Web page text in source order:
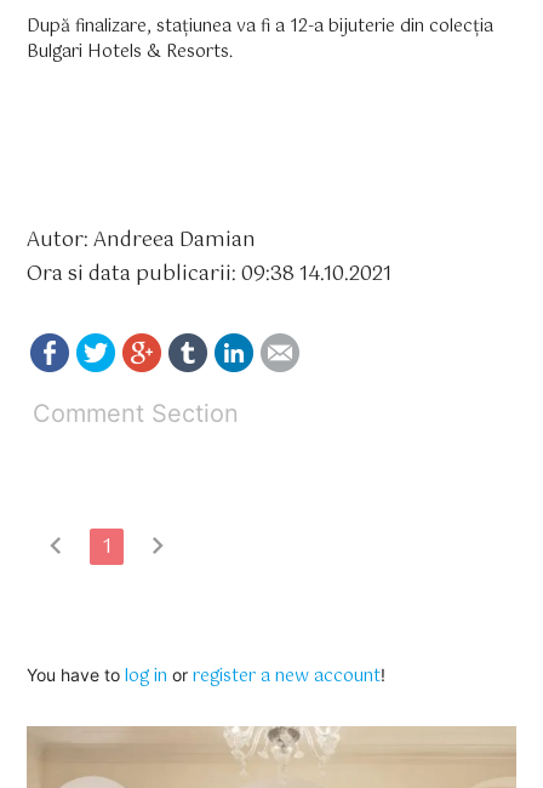
După finalizare, stațiunea va fi a 12-a bijuterie din colecția
Bulgari Hotels & Resorts.
Autor: Andreea Damian
Ora si data publicarii: 09:38 14.10.2021
Comment Section
chevron_left 1 chevron_right
You have to log in orregister a new account!